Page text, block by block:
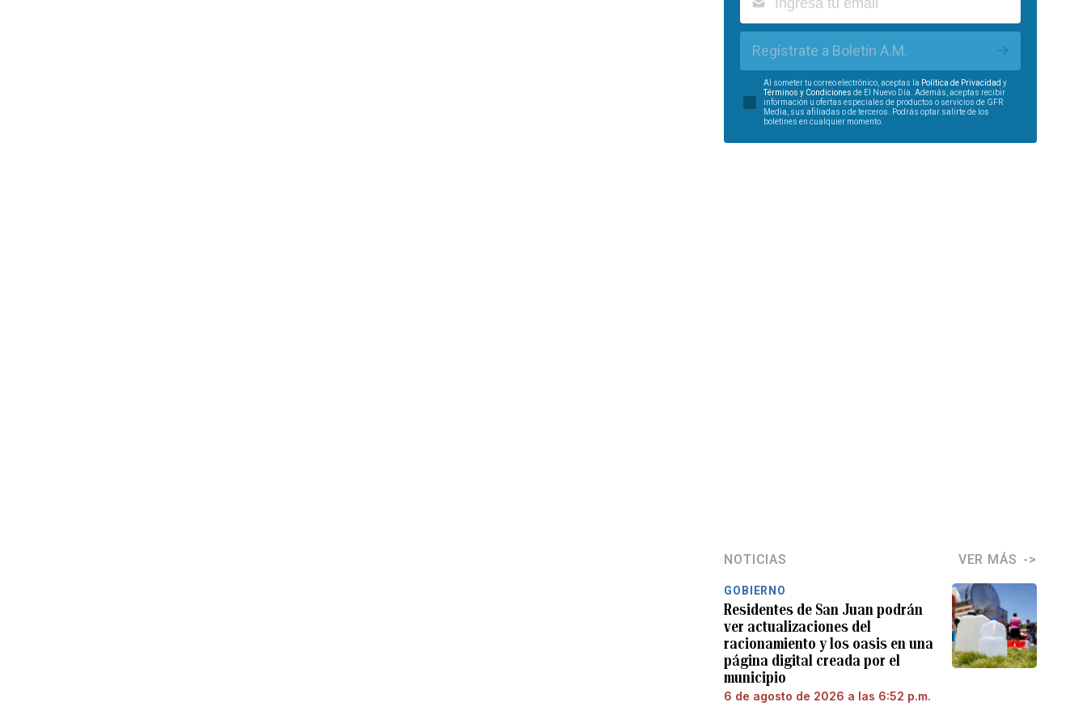
Regístrate a Boletín A.M.
Al someter tu correo electrónico, aceptas la Política de Privacidad y
Términos y Condiciones de El Nuevo Día. Además, aceptas recibir
información u ofertas especiales de productos o servicios de GFR
Media, sus afiliadas o de terceros. Podrás optar salirte de los
boletines en cualquier momento.
NOTICIAS VER MÁS
GOBIERNO
Residentes de San Juan podrán
ver actualizaciones del
racionamiento y los oasis en una
página digital creada por el
municipio
6 de agosto de 2026 a las 6:52 p.m.